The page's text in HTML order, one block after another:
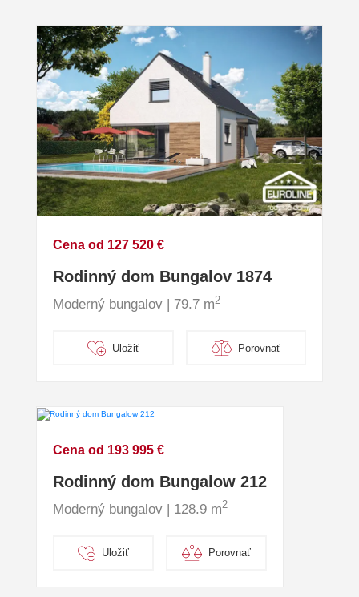
Cena od 127 520 €
Rodinný dom Bungalov 1874
Moderný bungalov | 79.7 m2
Uložiť Porovnať
Cena od 193 995 €
Rodinný dom Bungalow 212
Moderný bungalov | 128.9 m2
Uložiť Porovnať